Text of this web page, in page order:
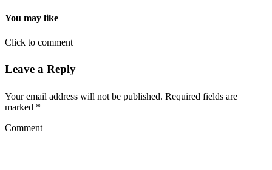
You may like
Click to comment
Leave a Reply
Your email address will not be published. Required fields are
marked *
Comment